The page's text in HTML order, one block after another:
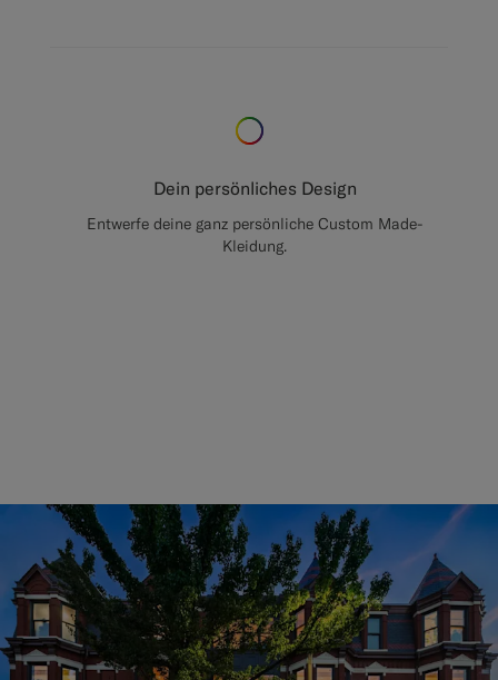
Dein persönliches Design
Entwerfe deine ganz persönliche Custom Made-
Kleidung.